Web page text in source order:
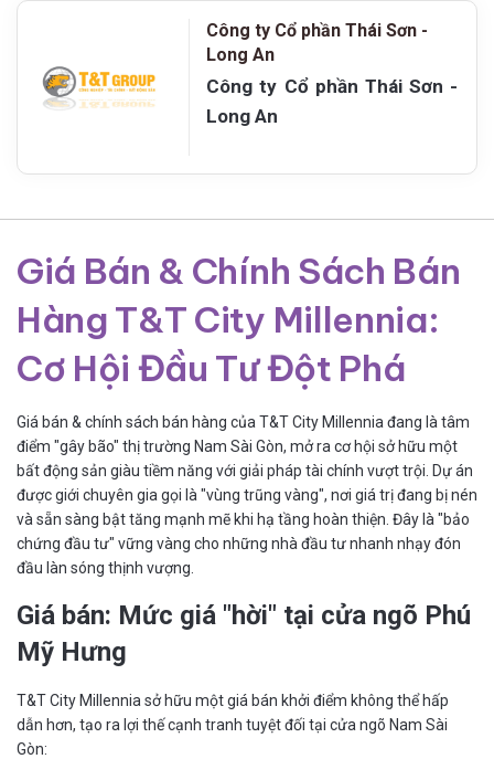
Công ty Cổ phần Thái Sơn -
Long An
Công ty Cổ phần Thái Sơn -
Long An
Giá Bán & Chính Sách Bán
Hàng T&T City Millennia:
Cơ Hội Đầu Tư Đột Phá
Giá bán & chính sách bán hàng của T&T City Millennia đang là tâm
điểm "gây bão" thị trường Nam Sài Gòn, mở ra cơ hội sở hữu một
bất động sản giàu tiềm năng với giải pháp tài chính vượt trội. Dự án
được giới chuyên gia gọi là "vùng trũng vàng", nơi giá trị đang bị nén
và sẵn sàng bật tăng mạnh mẽ khi hạ tầng hoàn thiện. Đây là "bảo
chứng đầu tư" vững vàng cho những nhà đầu tư nhanh nhạy đón
đầu làn sóng thịnh vượng.
Giá bán: Mức giá "hời" tại cửa ngõ Phú
Mỹ Hưng
T&T City Millennia sở hữu một giá bán khởi điểm không thể hấp
dẫn hơn, tạo ra lợi thế cạnh tranh tuyệt đối tại cửa ngõ Nam Sài
Gòn: